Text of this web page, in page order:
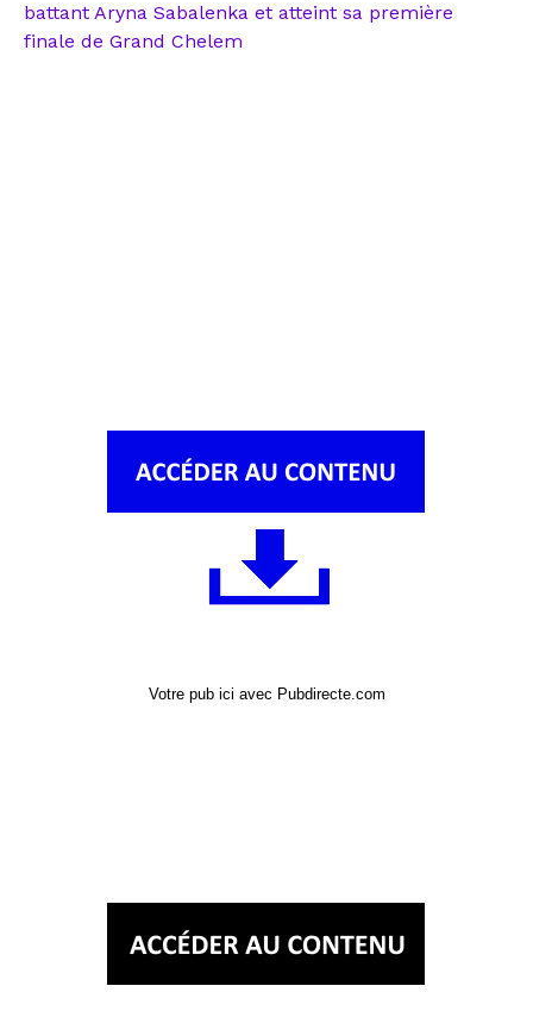
battant Aryna Sabalenka et atteint sa première
finale de Grand Chelem
Votre pub ici avec Pubdirecte.com